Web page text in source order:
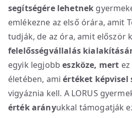
segítségére lehetnek
emlékezne az első órára, amit
tudják, de az óra, amit először
felelősségvállalás
egyik legjobbeszköze, mert
életében, amiértéket képvisel
vigyáznia kell. A LORUS
érték arányukkal támogatják